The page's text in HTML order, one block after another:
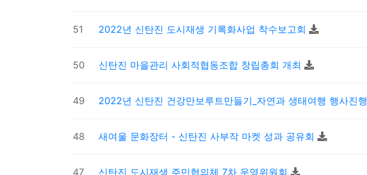
51 2022년 신탄진 도시재생 기록화사업 착수보고회
50 신탄진 마을관리 사회적협동조합 창립총회 개최
49 2022년 신탄진 건강만보루트만들기_자연과 생태여행 행사진행
48 새여울 문화장터 - 신탄진 사부작 마켓 성과 공유회
47 신탄진 도시재생 주민협의체 7차 운영위원회